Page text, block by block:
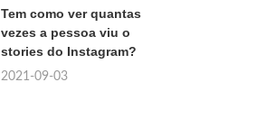
Tem como ver quantas
vezes a pessoa viu o
stories do Instagram?
2021-09-03